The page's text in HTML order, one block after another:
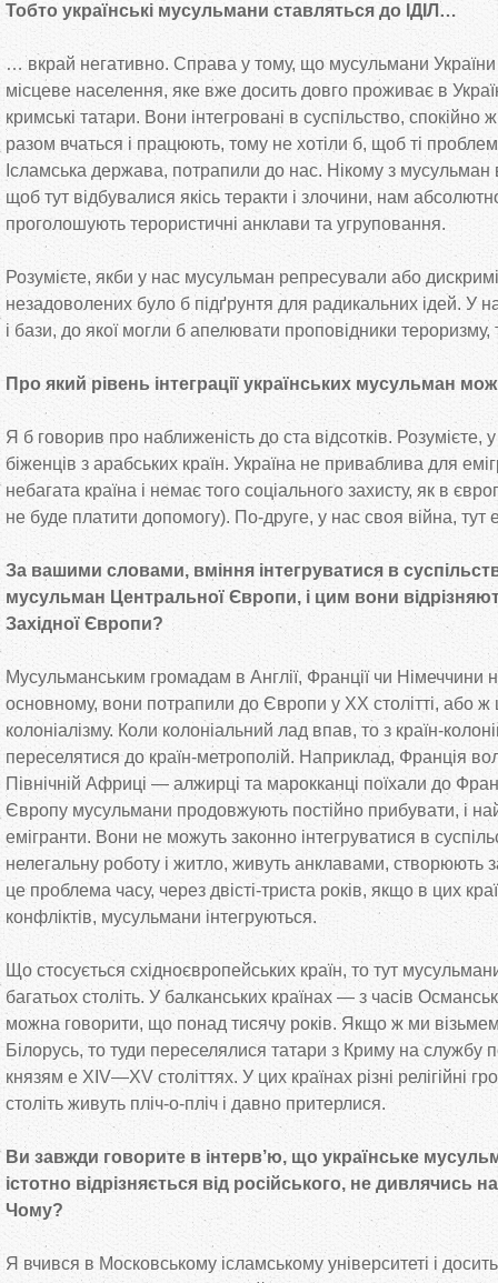
Тобто українські мусульмани ставляться до ІДІЛ…
… вкрай негативно. Справа у тому, що мусульмани
місцеве населення, яке вже досить довго проживає в
кримські татари. Вони інтегровані в суспільство, спокійно
разом вчаться і працюють, тому не хотіли б, щоб ті
Ісламська держава, потрапили до нас. Нікому з мусульман
щоб тут відбувалися якісь теракти і злочини, нам
проголошують терористичні анклави та угруповання.
Розумієте, якби у нас мусульман репресували або
незадоволених було б підґрунтя для радикальних ідей. У
і бази, до якої могли б апелювати проповідники
Про який рівень інтеграції українських мусульман
Я б говорив про наближеність до ста відсотків.
біженців з арабських країн. Україна не приваблива для
небагата країна і немає того соціального захисту, як в
не буде платити допомогу). По-друге, у нас своя війна, тут
За вашими словами, вміння інтегруватися в
мусульман Центральної Європи, і цим вони
Західної Європи?
Мусульманським громадам в Англії, Франції чи Німеччини
основному, вони потрапили до Європи у ХХ столітті, або ж
колоніалізму. Коли колоніальний лад впав, то з країн-
переселятися до країн-метрополій. Наприклад, Франція
Північній Африці — алжирці та марокканці поїхали до
Європу мусульмани продовжують постійно прибувати, і
емігранти. Вони не можуть законно інтегруватися в
нелегальну роботу і житло, живуть анклавами, створюють
це проблема часу, через двісті-триста років, якщо в цих
конфліктів, мусульмани інтегруються.
Що стосується східноєвропейських країн, то тут
багатьох століть. У балканських країнах — з часів
можна говорити, що понад тисячу років. Якщо ж ми
Білорусь, то туди переселялися татари з Криму на службу
князям e XIV—XV століттях. У цих країнах різні релігійні
століть живуть пліч-о-пліч і давно притерлися.
Ви завжди говорите в інтерв’ю, що українське
істотно відрізняється від російського, не дивлячись
Чому?
Я вчився в Московському ісламському університеті і